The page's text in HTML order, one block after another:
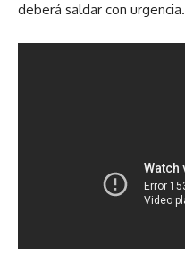
deberá saldar con urgencia.